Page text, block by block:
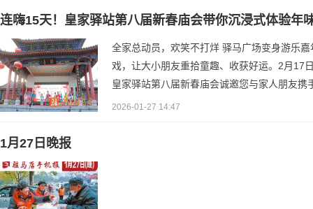
连嗨15天！皇家驿站第八届新春庙会带你沉浸式体验年
全家总动员，欢笑不打烊 驿马广场变身游乐
戏，让大小朋友重拾童趣、收获好运。2月17
皇家驿站第八届新春庙会诚邀您与家人朋友携
2026-01-27 14:47
1月27日晚报